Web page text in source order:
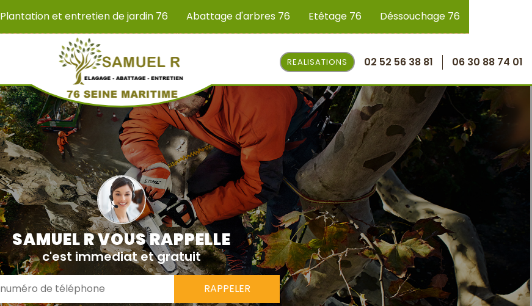
Plantation et entretien de jardin 76 Abattage d'arbres 76 Etêtage 76 Déssouchage 76
REALISATIONS 02 52 56 38 81 06 30 88 74 01
SAMUEL R VOUS RAPPELLE
c'est immediat et gratuit